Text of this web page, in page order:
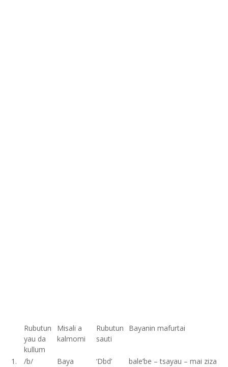
Rubutun
yau da
kullum
Misali a
kalmomi
Rubutun
sauti
Bayanin mafurtai
1. /b/ Baya ‘Dbd’
bale’be – tsayau – mai ziza